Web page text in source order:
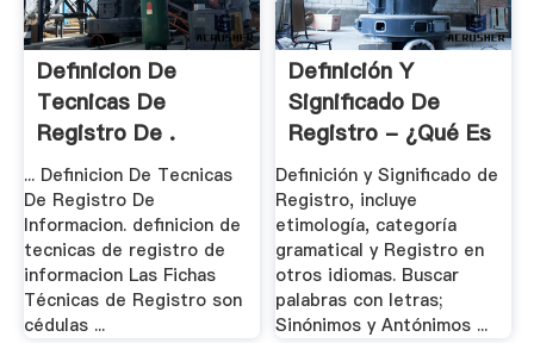
Definicion De
Tecnicas De
Registro De .
... Definicion De Tecnicas
De Registro De
Informacion. definicion de
tecnicas de registro de
informacion Las Fichas
Técnicas de Registro son
cédulas ...
Definición Y
Significado De
Registro - ¿Qué Es
.
Definición y Significado de
Registro, incluye
etimología, categoría
gramatical y Registro en
otros idiomas. Buscar
palabras con letras;
Sinónimos y Antónimos ...